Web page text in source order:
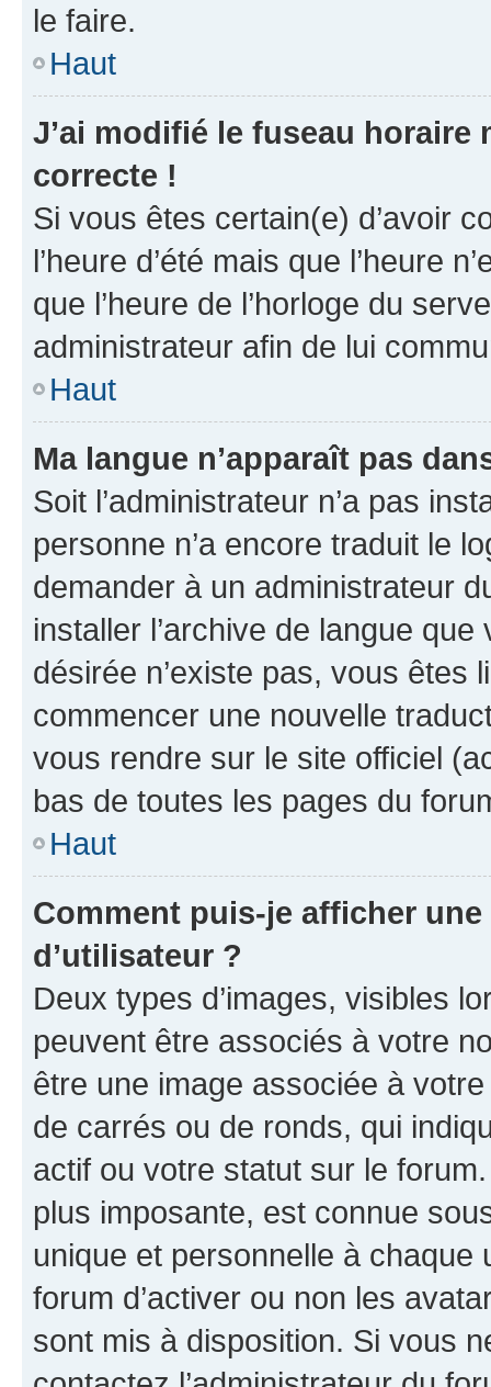
le faire.
Haut
J’ai modifié le fuseau horaire
correcte !
Si vous êtes certain(e) d’avoir
l’heure d’été mais que l’heure
que l’heure de l’horloge du
administrateur afin de lui
Haut
Ma langue n’apparaît pas
Soit l’administrateur n’a pas
personne n’a encore traduit le
demander à un administrateur
installer l’archive de langue
désirée n’existe pas, vous êtes
commencer une nouvelle
vous rendre sur le site officiel
bas de toutes les pages du
Haut
Comment puis-je afficher
d’utilisateur ?
Deux types d’images, visibles
peuvent être associés à votre
être une image associée à
de carrés ou de ronds, qui
actif ou votre statut sur le
plus imposante, est connue
unique et personnelle à chaque
forum d’activer ou non les
sont mis à disposition. Si vous